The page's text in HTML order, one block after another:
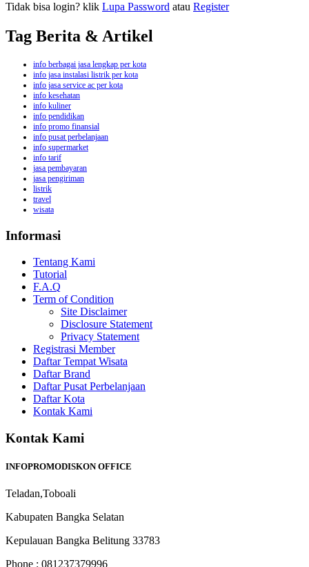
Tidak bisa login? klik Lupa Password atau Register
Tag Berita & Artikel
info berbagai jasa lengkap per kota
info jasa instalasi listrik per kota
info jasa service ac per kota
info kesehatan
info kuliner
info pendidikan
info promo finansial
info pusat perbelanjaan
info supermarket
info tarif
jasa pembayaran
jasa pengiriman
listrik
travel
wisata
Informasi
Tentang Kami
Tutorial
F.A.Q
Term of Condition
Site Disclaimer
Disclosure Statement
Privacy Statement
Registrasi Member
Daftar Tempat Wisata
Daftar Brand
Daftar Pusat Perbelanjaan
Daftar Kota
Kontak Kami
Kontak Kami
INFOPROMODISKON OFFICE
Teladan,Toboali
Kabupaten Bangka Selatan
Kepulauan Bangka Belitung 33783
Phone : 081237379996